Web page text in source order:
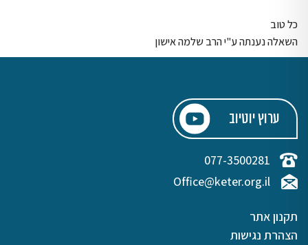
כל טוב
השאלה נענתה ע"י הרב שלמה אישון
ערוץ יוטיוב
077-3500281
Office@keter.org.il
תקנון אתר
הצהרת נגישות